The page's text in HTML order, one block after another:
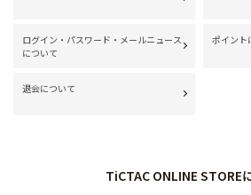
ログイン・パスワード・メールニュース
について
ポイント
退会について
TiCTAC ONLINE STORE